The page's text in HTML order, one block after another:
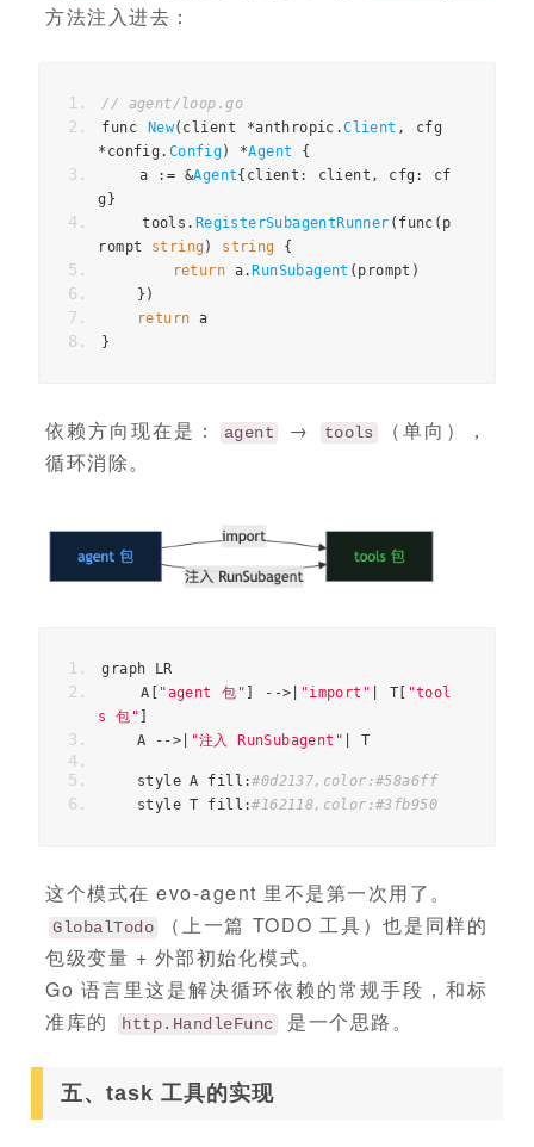
方法注入进去：
// agent/loop.go
func
New( client *anthropic .Client ,
cfg
* config . Config) *Agent
{
a
:= &Agent{ client : client , cfg :
cf
g }
tools . RegisterSubagentRunner ( func ( p
rompt
string ) string
{
return a. RunSubagent ( prompt )
})
return a
}
依赖方向现在是： agent → tools
（单向），
循环消除。
graph LR
    A
"agent 包" -->| "import" T
"tool
s 包"
    A
-->| "注入 RunSubagent" T
    style A fill
:#0d2137,color:#58a6ff
    style T fill
:#162118,color:#3fb950
这个模式在 evo-agent 里不是第一次用了。
GlobalTodo
（上一篇 TODO 工具）也是同样的
包级变量 + 外部初始化模式。
Go 语言里这是解决循环依赖的常规手段，和标
准库的
http.HandleFunc 是一个思路。
五、task 工具的实现